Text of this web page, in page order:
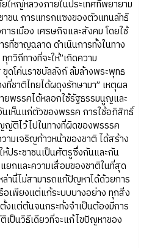
หญ่หลวงภายในประเทศที่พยายาม
ชน การแทรกแซงของตัวแทนลัทธิ
รเมือง เศรษกิจและสังคม โดยใช้
ที่ชาญฉลาด ดำเนินการทั้งในทาง
วิถีทางที่จะให้”เกิดความ
ขุดโค่นราชบัลลังก์ ล้มล้างพระพุทธ
ชาติไทยได้ผดุงรักษามา” เหตุผล
ยพรรคได้หลอกใช้รัฐธรรมนูญและ
เห็นแก่ตัวของพรรค การใช้อภิสิทธิ์
ติไว้ไปในทางที่ผิดของพรรรค
ามเจริญก้าวหน้าของชาติ ได้สร้าง
ประชาชนเป็นศัตรูซึ่งกันและกัน
กและความเสื่อมของชาติในที่สุด
ล่านี้ไม่สามารถแก้ปัญหาได้ด้วยการ
เพียงแต่แก้ระบบบางอย่าง ทุกสิ่ง
แต่ต้นจนกระทั่งจำเป็นต้องมีการ
ป็นวิธีเดียวที่จะแก้ไขปัญหาของ